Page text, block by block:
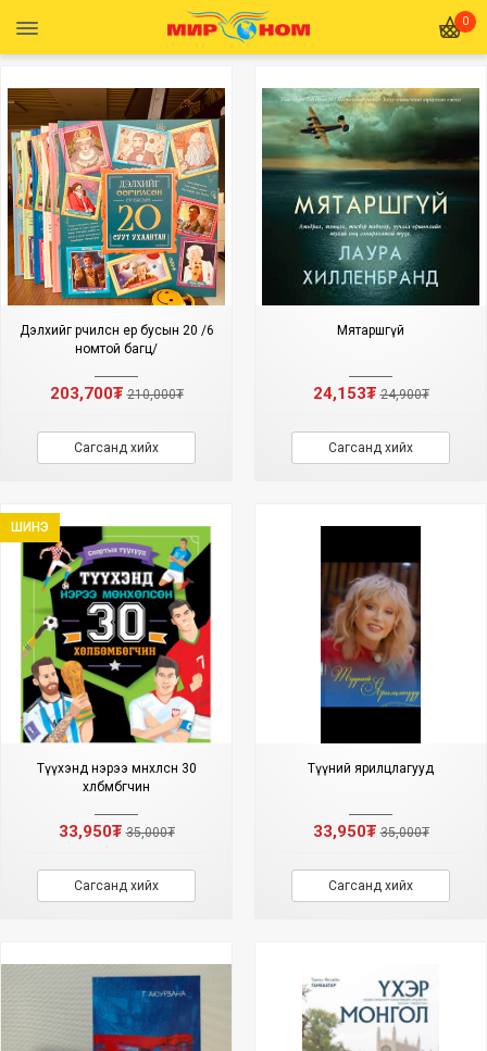
0
Дэлхийг өөрчилсөн ер бусын 20 /6
номтой багц/
203,700₮210,000₮
Сагсанд хийх
Мятаршгүй
24,153₮24,900₮
Сагсанд хийх
ШИНЭ
Түүхэнд нэрээ мөнхөлсөн 30
хөлбөмбөгчин
33,950₮35,000₮
Сагсанд хийх
Түүний ярилцлагууд
33,950₮35,000₮
Сагсанд хийх